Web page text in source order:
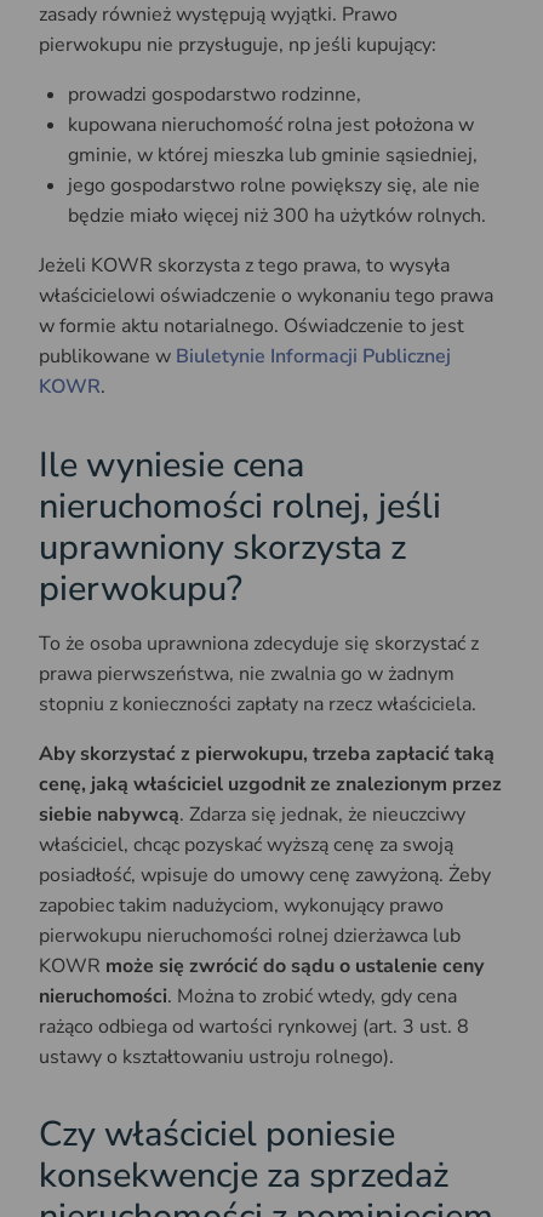
zasady również występują wyjątki. Prawo
pierwokupu nie przysługuje, np jeśli kupujący:
prowadzi gospodarstwo rodzinne,
kupowana nieruchomość rolna jest położona w
gminie, w której mieszka lub gminie sąsiedniej,
jego gospodarstwo rolne powiększy się, ale nie
będzie miało więcej niż 300 ha użytków rolnych.
Jeżeli KOWR skorzysta z tego prawa, to wysyła
właścicielowi oświadczenie o wykonaniu tego prawa
w formie aktu notarialnego. Oświadczenie to jest
publikowane w Biuletynie Informacji Publicznej
KOWR.
Ile wyniesie cena
nieruchomości rolnej, jeśli
uprawniony skorzysta z
pierwokupu?
To że osoba uprawniona zdecyduje się skorzystać z
prawa pierwszeństwa, nie zwalnia go w żadnym
stopniu z konieczności zapłaty na rzecz właściciela.
Aby skorzystać z pierwokupu, trzeba zapłacić taką
cenę, jaką właściciel uzgodnił ze znalezionym przez
siebie nabywcą. Zdarza się jednak, że nieuczciwy
właściciel, chcąc pozyskać wyższą cenę za swoją
posiadłość, wpisuje do umowy cenę zawyżoną. Żeby
zapobiec takim nadużyciom, wykonujący prawo
pierwokupu nieruchomości rolnej dzierżawca lub
KOWR może się zwrócić do sądu o ustalenie ceny
nieruchomości. Można to zrobić wtedy, gdy cena
rażąco odbiega od wartości rynkowej (art. 3 ust. 8
ustawy o kształtowaniu ustroju rolnego).
Czy właściciel poniesie
konsekwencje za sprzedaż